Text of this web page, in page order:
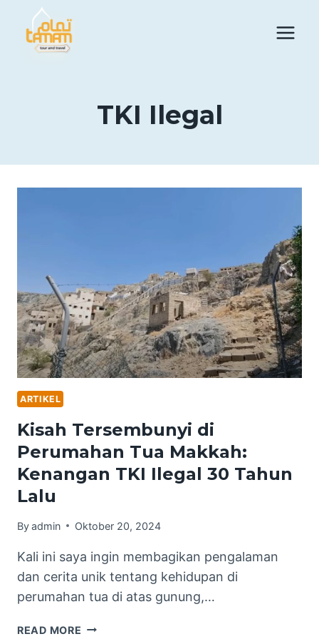
content
TKI Ilegal
ARTIKEL
Kisah Tersembunyi di
Perumahan Tua Makkah:
Kenangan TKI Ilegal 30 Tahun
Lalu
Byadmin Oktober 20, 2024
Kali ini saya ingin membagikan pengalaman
dan cerita unik tentang kehidupan di
perumahan tua di atas gunung,…
READ MORE KISAH